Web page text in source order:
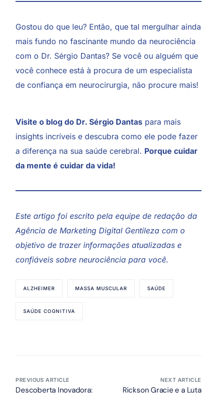
Gostou do que leu? Então, que tal mergulhar ainda
mais fundo no fascinante mundo da neurociência
com o Dr. Sérgio Dantas? Se você ou alguém que
você conhece está à procura de um especialista
de confiança em neurocirurgia, não procure mais!
Visite o blog do Dr. Sérgio Dantas para mais
insights incríveis e descubra como ele pode fazer
a diferença na sua saúde cerebral. Porque cuidar
da mente é cuidar da vida!
Este artigo foi escrito pela equipe de redação da
Agência de Marketing Digital Gentileza com o
objetivo de trazer informações atualizadas e
confiáveis sobre neurociência para você.
ALZHEIMER MASSA MUSCULAR SAÚDE
SAÚDE COGNITIVA
PREVIOUS ARTICLE
Descoberta Inovadora:
NEXT ARTICLE
Rickson Gracie e a Luta